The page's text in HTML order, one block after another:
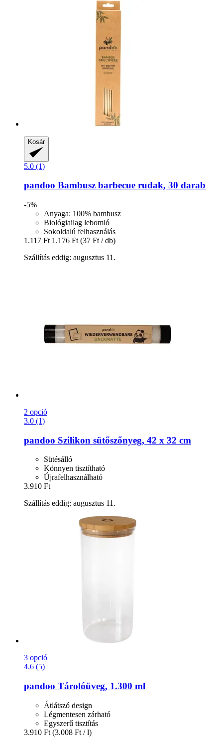
Kosár
5.0 (1)
pandoo Bambusz barbecue rudak, 30 darab
-5%
Anyaga: 100% bambusz
Biológiailag lebomló
Sokoldalú felhasználás
1.117 Ft 1.176 Ft (37 Ft / db)
Szállítás eddig: augusztus 11.
2 opció
3.0 (1)
pandoo Szilikon sütőszőnyeg, 42 x 32 cm
Sütésálló
Könnyen tisztítható
Újrafelhasználható
3.910 Ft
Szállítás eddig: augusztus 11.
3 opció
4.6 (5)
pandoo Tárolóüveg, 1.300 ml
Átlátszó design
Légmentesen zárható
Egyszerű tisztítás
3.910 Ft (3.008 Ft / l)